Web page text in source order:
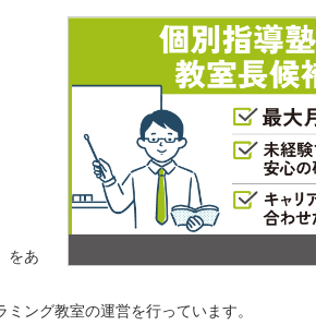
をあ
ング教室の運営を行っています。